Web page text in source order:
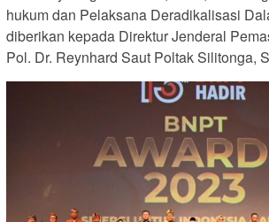
hukum dan Pelaksana Deradikalisasi
diberikan kepada Direktur Jenderal
Pol. Dr. Reynhard Saut Poltak Silitonga,